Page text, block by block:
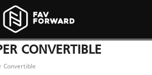
CONVERTIBLE
Convertible